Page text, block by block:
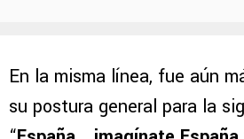
En la misma línea, fue aún
su postura general para la